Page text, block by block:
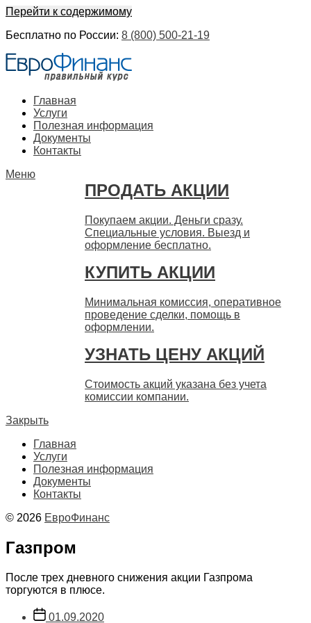
Перейти к содержимому
Бесплатно по России: 8 (800) 500-21-19
ЕвроФинанс
БыстроГлавная
Услуги
Полезная информация
Документы
Контакты
Меню
ПРОДАТЬ АКЦИИ
Покупаем акции. Деньги сразу.
Специальные условия. Выезд и
оформление бесплатно.
КУПИТЬ АКЦИИ
Минимальная комиссия, оперативное
проведение сделки, помощь в
оформлении.
УЗНАТЬ ЦЕНУ АКЦИЙ
Стоимость акций указана без учета
комиссии компании.
Закрыть
Главная
Услуги
Полезная информация
Документы
Контакты
© 2026 ЕвроФинанс
Газпром
После трех дневного снижения акции Газпрома
торгуются в плюсе.
Дата01.09.2020